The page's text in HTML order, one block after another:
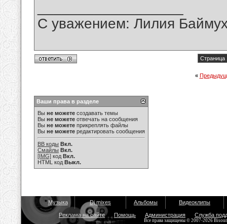
С уважением: Лилия
Страница
«
Ваши права в разделе
Вы не можете создавать темы
Вы не можете отвечать на сообщения
Вы не можете прикреплять файлы
Вы не можете редактировать сообщения
BB коды Вкл.
Смайлы Вкл.
[IMG] код Вкл.
HTML код Выкл.
Музыка Dj mixes Альбомы Видеоклипы
Реклама на сайте Помощь Администрация Служба
Все права защищены © 2007-2026